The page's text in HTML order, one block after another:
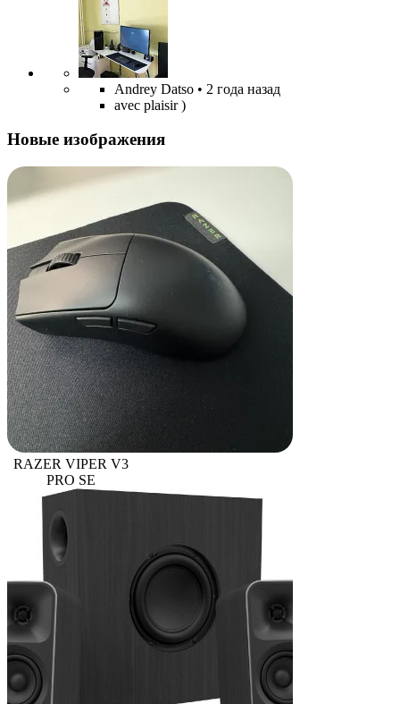
Andrey Datso • 2 года назад
avec plaisir )
Новые изображения
RAZER VIPER V3
PRO SE